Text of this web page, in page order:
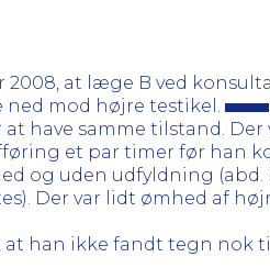
at læge B ved
ned mod højre testikel.
at have samme tilstand.
et par timer før han
og uden udfyldning
Der var lidt ømhed af
at han ikke fandt tegn